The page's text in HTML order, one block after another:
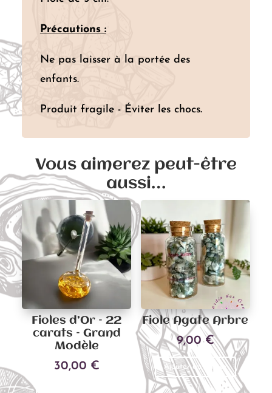
Précautions :
Ne pas laisser à la portée des
enfants.
Produit fragile - Éviter les chocs.
Vous aimerez peut-être
aussi…
Fioles d’Or – 22
carats – Grand
Modèle
30,00 €
Fiole Agate Arbre
9,00€
Ajouter au panier